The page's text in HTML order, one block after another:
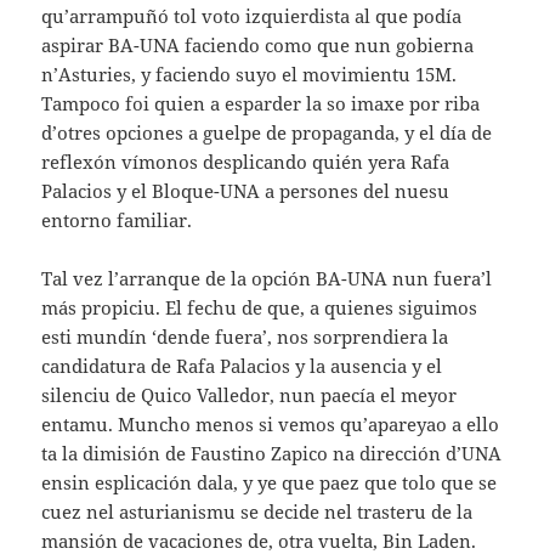
qu’arrampuñó tol voto izquierdista al que podía
aspirar BA-UNA faciendo como que nun gobierna
n’Asturies, y faciendo suyo el movimientu 15M.
Tampoco foi quien a esparder la so imaxe por riba
d’otres opciones a guelpe de propaganda, y el día de
reflexón vímonos desplicando quién yera Rafa
Palacios y el Bloque-UNA a persones del nuesu
entorno familiar.
Tal vez l’arranque de la opción BA-UNA nun fuera’l
más propiciu. El fechu de que, a quienes siguimos
esti mundín ‘dende fuera’, nos sorprendiera la
candidatura de Rafa Palacios y la ausencia y el
silenciu de Quico Valledor, nun paecía el meyor
entamu. Muncho menos si vemos qu’apareyao a ello
ta la dimisión de Faustino Zapico na dirección d’UNA
ensin esplicación dala, y ye que paez que tolo que se
cuez nel asturianismu se decide nel trasteru de la
mansión de vacaciones de, otra vuelta, Bin Laden.